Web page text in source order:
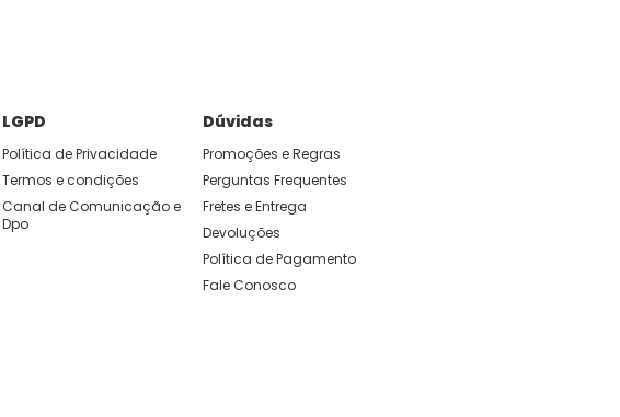
LGPD
Política de Privacidade
Termos e condições
Canal de Comunicação e
Dpo
Dúvidas
Promoções e Regras
Perguntas Frequentes
Fretes e Entrega
Devoluções
Política de Pagamento
Fale Conosco